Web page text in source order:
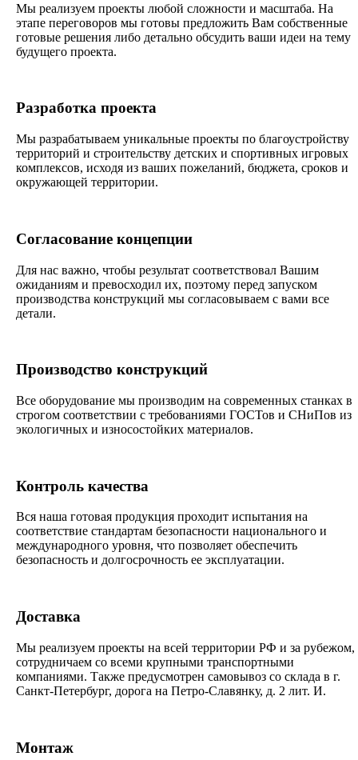
Мы реализуем проекты любой сложности и масштаба. На
этапе переговоров мы готовы предложить Вам собственные
готовые решения либо детально обсудить ваши идеи на тему
будущего проекта.
Разработка проекта
Мы разрабатываем уникальные проекты по благоустройству
территорий и строительству детских и спортивных игровых
комплексов, исходя из ваших пожеланий, бюджета, сроков и
окружающей территории.
Согласование концепции
Для нас важно, чтобы результат соответствовал Вашим
ожиданиям и превосходил их, поэтому перед запуском
производства конструкций мы согласовываем с вами все
детали.
Производство конструкций
Все оборудование мы производим на современных станках в
строгом соответствии с требованиями ГОСТов и СНиПов из
экологичных и износостойких материалов.
Контроль качества
Вся наша готовая продукция проходит испытания на
соответствие стандартам безопасности национального и
международного уровня, что позволяет обеспечить
безопасность и долгосрочность ее эксплуатации.
Доставка
Мы реализуем проекты на всей территории РФ и за рубежом,
сотрудничаем со всеми крупными транспортными
компаниями. Также предусмотрен самовывоз со склада в г.
Санкт-Петербург, дорога на Петро-Славянку, д. 2 лит. И.
Монтаж